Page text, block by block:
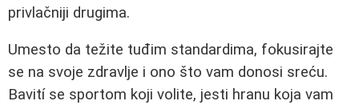
privlačniji drugima.
Umesto da težite tuđim standardima, fokusirajte
se na svoje zdravlje i ono što vam donosi sreću.
Bavití se sportom koji volite, jesti hranu koja vam